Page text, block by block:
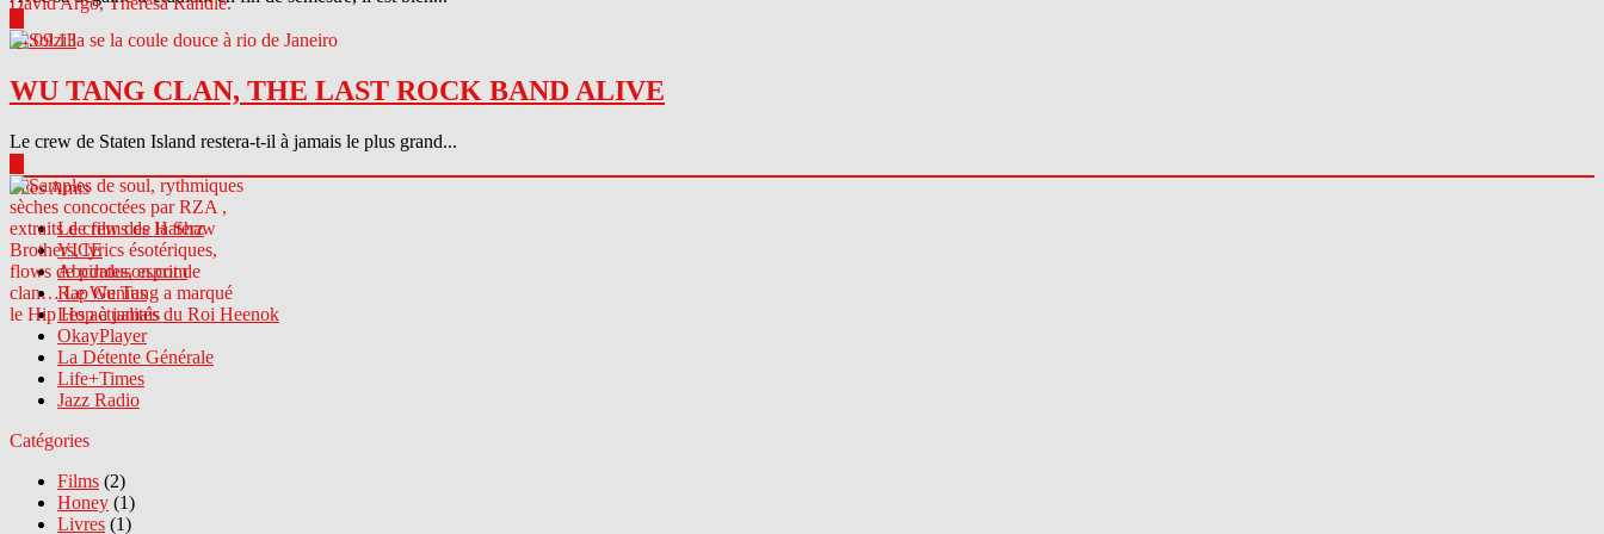
04.09.13
WU TANG CLAN, THE LAST ROCK BAND ALIVE
Le crew de Staten Island restera-t-il à jamais le plus grand...
Sites Amis
Le crew des Haterz
VICE
Abcdrduson.com
Rap Genius
Les actualités du Roi Heenok
OkayPlayer
La Détente Générale
Life+Times
Jazz Radio
Catégories
Films (2)
Honey (1)
Livres (1)